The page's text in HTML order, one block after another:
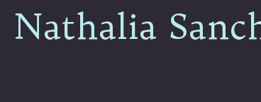
Nathalia